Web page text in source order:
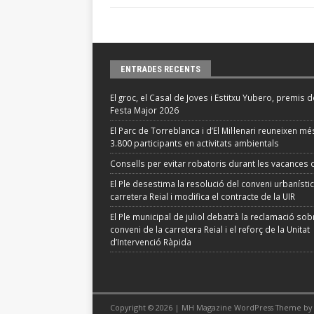
ENTRADES RECENTS
El groc, el Casal de Joves i Estitxu Yubero, premis
Festa Major 2026
El Parc de Torreblanca i d’El Mil·lenari reuneixen
3.800 participants en activitats ambientals
Consells per evitar robatoris durant les vacances
El Ple desestima la resolució del conveni
carretera Reial i modifica el contracte de la UIR
El Ple municipal de juliol debatrà la reclamació
conveni de la carretera Reial i el reforç de la Unitat
d’Intervenció Ràpida
Copyright © 2026 | MH Magazine WordPress Theme by